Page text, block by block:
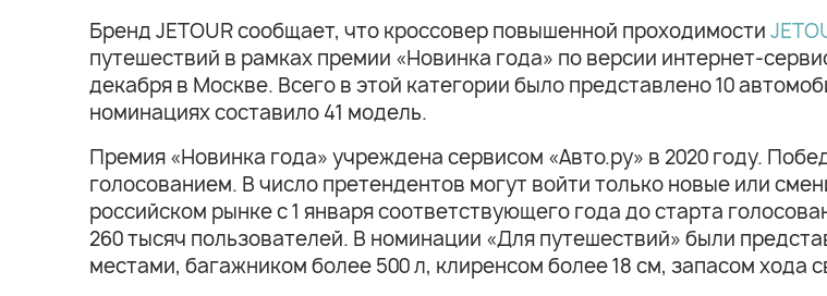
Бренд JETOUR сообщает, что кроссовер повышенной проходимости
путешествий в рамках премии «Новинка года» по версии интернет-
декабря в Москве. Всего в этой категории было представлено 10
номинациях составило 41 модель.
Премия «Новинка года» учреждена сервисом «Авто.ру» в 2020 году.
голосованием. В число претендентов могут войти только новые или
российском рынке с 1 января соответствующего года до старта
260 тысяч пользователей. В номинации «Для путешествий» были
местами, багажником более 500 л, клиренсом более 18 см, запасом хода